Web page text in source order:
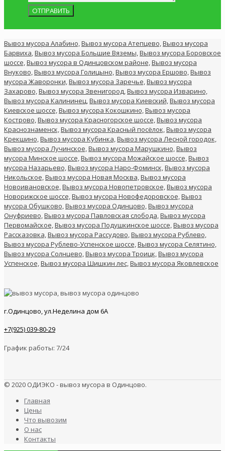
Вывоз мусора Алабино,Вывоз мусора Атепцево,Вывоз мусора
Барвиха,Вывоз мусора Большие Вяземы,Вывоз мусора Боровское
шоссе,Вывоз мусора в Одинцовском районе,Вывоз мусора
Внуково,Вывоз мусора Голицыно,Вывоз мусора Ершово,Вывоз
мусора Жаворонки,Вывоз мусора Заречье,Вывоз мусора
Захарово,Вывоз мусора Звенигород,Вывоз мусора Изварино,
Вывоз мусора Калининец,Вывоз мусора Киевский,Вывоз мусора
Киевское шоссе,Вывоз мусора Кокошкино,Вывоз мусора
Кострово,Вывоз мусора Красногорское шоссе,Вывоз мусора
Краснознаменск,Вывоз мусора Красный посёлок,Вывоз мусора
Крекшино,Вывоз мусора Кубинка,Вывоз мусора Лесной городок,
Вывоз мусора Лучинское,Вывоз мусора Марушкино,Вывоз
мусора Минское шоссе,Вывоз мусора Можайское шоссе,Вывоз
мусора Назарьево,Вывоз мусора Наро-Фоминск,Вывоз мусора
Никольское,Вывоз мусора Новая Москва,Вывоз мусора
Новоивановское,Вывоз мусора Новопетровское,Вывоз мусора
Новорижское шоссе,Вывоз мусора Новофедоровское,Вывоз
мусора Обушково,Вывоз мусора Одинцово,Вывоз мусора
Онуфриево,Вывоз мусора Павловская слобода,Вывоз мусора
Первомайское,Вывоз мусора Подушкинское шоссе,Вывоз мусора
Рассказовка,Вывоз мусора Рассудово,Вывоз мусора Рублево,
Вывоз мусора Рублево-Успенское шоссе,Вывоз мусора Селятино,
Вывоз мусора Солнцево,Вывоз мусора Троицк,Вывоз мусора
Успенское,Вывоз мусора Шишкин лес,Вывоз мусора Яковлевское
г.Одинцово, ул.Неделина дом 6А
+7(925) 039-80-29
График работы: 7/24
© 2020 ОДИЭКО - вывоз мусора в Одинцово.
Главная
Цены
Что вывозим
О нас
Контакты